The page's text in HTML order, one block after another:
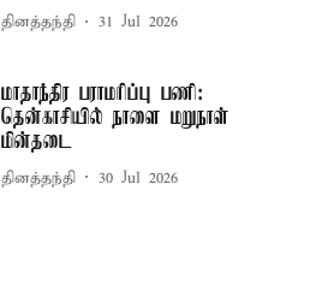
தினத்தந்தி 31 Jul 2026
மாதாந்திர பராமரிப்பு பணி:
தென்காசியில் நாளை மறுநாள்
மின்தடை
தினத்தந்தி 30 Jul 2026